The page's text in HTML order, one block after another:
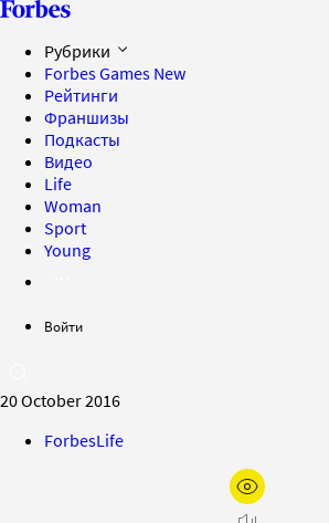
Рубрики
Forbes Games New
Рейтинги
Франшизы
Подкасты
Видео
Life
Woman
Sport
Young
Войти
20 October 2016
ForbesLife